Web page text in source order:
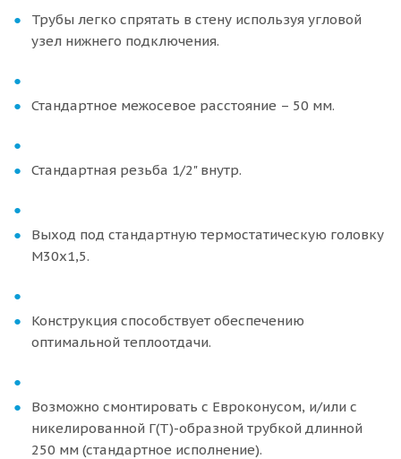
Трубы легко спрятать в стену используя угловой
узел нижнего подключения.
Стандартное межосевое расстояние – 50 мм.
Стандартная резьба 1/2" внутр.
Выход под стандартную термостатическую головку
М30х1,5.
Конструкция способствует обеспечению
оптимальной теплоотдачи.
Возможно смонтировать с Евроконусом, и/или с
никелированной Г(Т)-образной трубкой длинной
250 мм (стандартное исполнение).